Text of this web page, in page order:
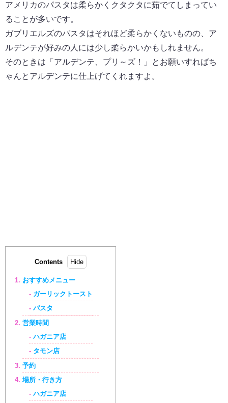
アメリカのパスタは柔らかくクタクタに茹でてしまってい
ることが多いです。
ガブリエルズのパスタはそれほど柔らかくないものの、ア
ルデンテが好みの人には少し柔らかいかもしれません。
そのときは「アルデンテ、プリ～ズ！」とお願いすればち
ゃんとアルデンテに仕上げてくれますよ。
Contents
おすすめメニュー
ガーリックトースト
パスタ
営業時間
ハガニア店
タモン店
予約
場所・行き方
ハガニア店